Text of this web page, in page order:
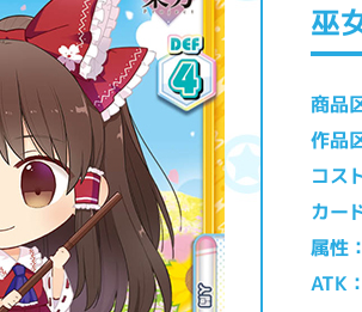
巫
商品
作品
コス
カー
属性
ATK